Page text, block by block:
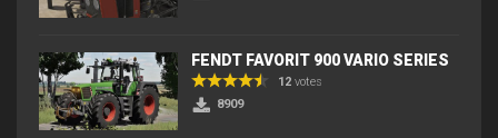
FENDT FAVORIT 900 VARIO SERIES
12 votes
8909